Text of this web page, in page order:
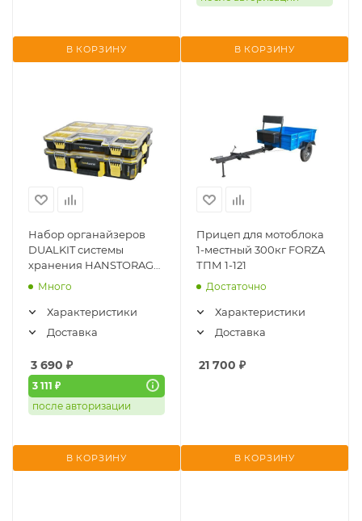
В КОРЗИНУ В КОРЗИНУ
Набор органайзеров
DUALKIT системы
хранения HANSTORAGE
PLUS (2шт)
Много
Характеристики
Доставка
3 690 ₽
3 111 ₽
после авторизации
В КОРЗИНУ
Прицеп для мотоблока
1-местный 300кг FORZA
ТПМ 1-121
Достаточно
Характеристики
Доставка
21 700 ₽
В КОРЗИНУ